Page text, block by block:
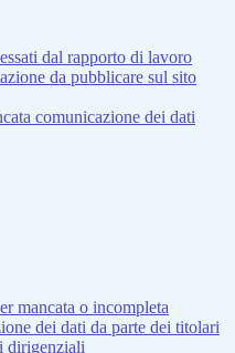
dal rapporto di lavoro
da pubblicare sul sito
comunicazione dei dati
mancata o incompleta
dei dati da parte dei titolari
dirigenziali